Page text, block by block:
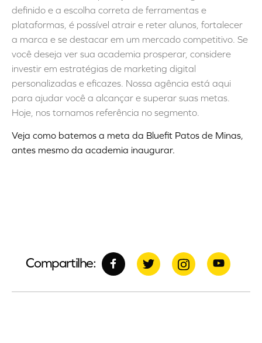
definido e a escolha correta de ferramentas e
plataformas, é possível atrair e reter alunos, fortalecer
a marca e se destacar em um mercado competitivo. Se
você deseja ver sua academia prosperar, considere
investir em estratégias de marketing digital
personalizadas e eficazes. Nossa agência está aqui
para ajudar você a alcançar e superar suas metas.
Hoje, nos tornamos referência no segmento.
Veja como batemos a meta da Bluefit Patos de Minas,
antes mesmo da academia inaugurar.
Compartilhe: